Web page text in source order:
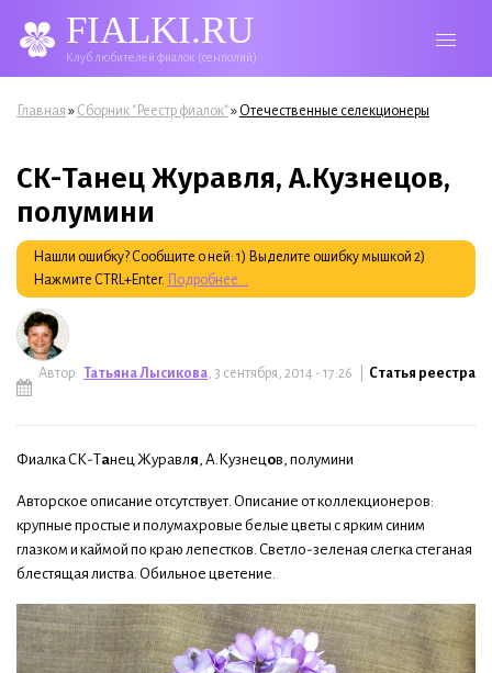
FIALKI.RU
Клуб любителей фиалок (сенполий)
Вы здесь
Главная » Сборник "Реестр фиалок"» Отечественные селекционеры
СК-Танец Журавля, А.Кузнецов,
полумини
Нашли ошибку? Сообщите о ней: 1) Выделите ошибку мышкой 2)
Нажмите CTRL+Enter. Подробнее...
Автор: Татьяна Лысикова, 3 сентября, 2014 - 17:26 | Статья реестра
Фиалка СК-Танец Журавля , А.Кузнец ов, полумини
Авторское описание отсутствует. Описание от коллекционеров:
крупные простые и полумахровые белые цветы с ярким синим
глазком и каймой по краю лепестков. Светло-зеленая слегка стеганая
блестящая листва. Обильное цветение.